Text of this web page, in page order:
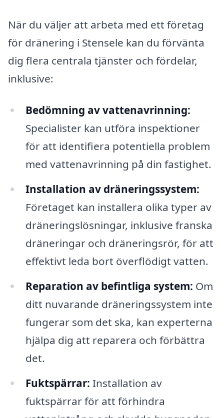
När du väljer att arbeta med ett företag
för dränering i Stensele kan du förvänta
dig flera centrala tjänster och fördelar,
inklusive:
Bedömning av vattenavrinning:
Specialister kan utföra inspektioner
för att identifiera potentiella problem
med vattenavrinning på din fastighet.
Installation av dräneringssystem:
Företaget kan installera olika typer av
dräneringslösningar, inklusive franska
dräneringar och dräneringsrör, för att
effektivt leda bort överflödigt vatten.
Reparation av befintliga system: Om
ditt nuvarande dräneringssystem inte
fungerar som det ska, kan experterna
hjälpa dig att reparera och förbättra
det.
Fuktspärrar: Installation av
fuktspärrar för att förhindra